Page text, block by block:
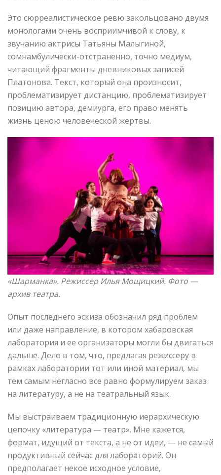
Это сюрреалистическое ревю закольцовано двумя
монологами очень восприимчивой к слову, к
звучанию актрисы Татьяны Малыгиной,
сомнамбулически-отстраненно, точно медиум,
читающий фрагменты дневниковых записей
Платонова. Текст, который она произносит,
проблематизирует дистанцию, проблематизирует
позицию автора, демиурга, его право менять
жизнь ценою человеческой жертвы.
«Шарманка». Режиссер Илья Мощицкий. Фото —
архив театра.
Опыт последнего эскиза обозначил ряд проблем
или даже направление, в котором хабаровская
лаборатория и ее организаторы могли бы двигаться
дальше. Дело в том, что, предлагая режиссеру в
рамках лаборатории тот или иной материал, мы
тем самым негласно все равно формулируем заказ
на литературу, а не на театральный язык.
Мы выстраиваем традиционную иерархическую
цепочку «литература — театр». Мне кажется,
формат, идущий от текста, а не от идеи, — не самый
продуктивный сейчас для лабораторий. Он
предполагает некое исходное условие,